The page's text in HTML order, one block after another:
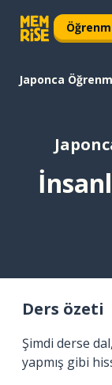
Japonca
Ders özeti
Şimdi derse
yapmış gibi